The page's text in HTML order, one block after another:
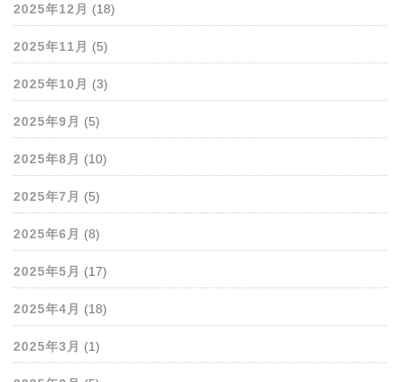
2025年12月 (18)
2025年11月 (5)
2025年10月 (3)
2025年9月 (5)
2025年8月 (10)
2025年7月 (5)
2025年6月 (8)
2025年5月 (17)
2025年4月 (18)
2025年3月 (1)